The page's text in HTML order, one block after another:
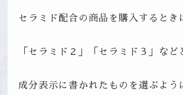
セラミド配合の商品を購入するとき
「セラミド２」「セラミド３」など
成分表示に書かれたものを選ぶよう